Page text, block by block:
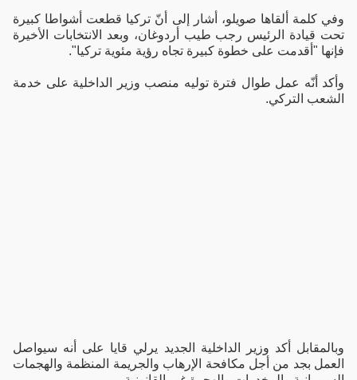
وفي كلمة ألقاها صويلو، أشار إلى أنّ تركيا قطعت أشواطا كبيرة
تحت قيادة الرئيس رجب طيب أردوغان، وبعد الانتخابات الأخيرة
فإنها "أقدمت على خطوة كبيرة تجاه رؤية مئوية تركيا".
وأكد أنّه عمل طوال فترة توليه منصب وزير الداخلية على خدمة
الشعب التركي.
وبالمقابل أكد وزير الداخلية الجديد يرلي قايا على أنه سيواصل
العمل بجد من أجل مكافحة الإرهاب والجريمة المنظمة والهجمات